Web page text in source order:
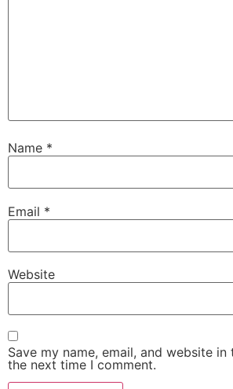
Name *
Email *
Website
Save my name, email, and website
the next time I comment.